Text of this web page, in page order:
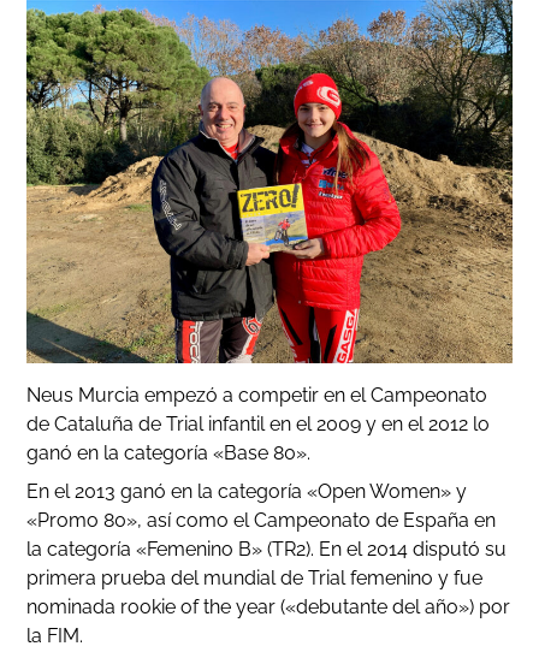
Neus Murcia empezó a competir en el Campeonato
de Cataluña de Trial infantil en el 2009 y en el 2012 lo
ganó en la categoría «Base 80».
En el 2013 ganó en la categoría «Open Women» y
«Promo 80», así como el Campeonato de España en
la categoría «Femenino B» (TR2). En el 2014 disputó su
primera prueba del mundial de Trial femenino y fue
nominada rookie of the year («debutante del año») por
la FIM.